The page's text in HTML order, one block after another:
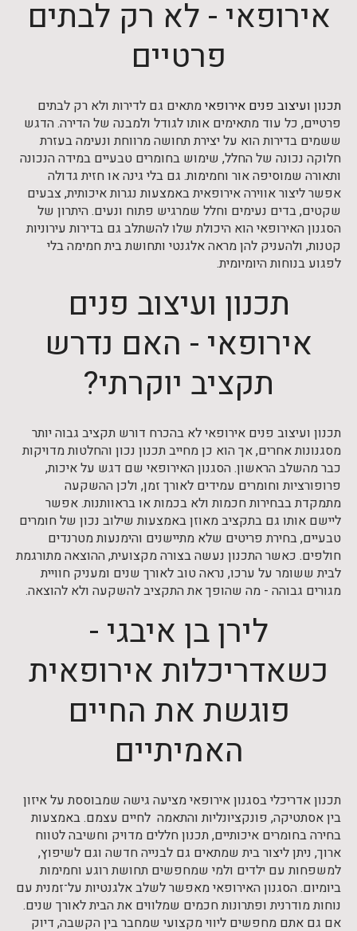
אירופאי - לא רק לבתים
פרטיים
תכנון ועיצוב פנים אירופאימתאים גם לדירות ולא רק לבתים
פרטיים, כל עוד מתאימים אותו לגודל ולמבנה של הדירה. הדגש
ששמים בדירות הוא על יצירת תחושה מרווחת ונעימה בעזרת
חלוקה נכונה של החלל, שימוש בחומרים טבעיים במידה הנכונה
ותאורה שמוסיפה אור וחמימות. גם בלי גינה או חזית גדולה
אפשר ליצור אווירה אירופאית באמצעות נגרות איכותית, צבעים
שקטים, בדים נעימים וחלל שמרגיש פתוח ונעים. היתרון של
הסגנון האירופאי הוא היכולת שלו להשתלב גם בדירות עירוניות
קטנות, ולהעניק להן מראה אלגנטי ותחושת בית חמימה בלי
לפגוע בנוחות היומיומית.
תכנון ועיצוב פנים
אירופאי - האם נדרש
תקציב יוקרתי?
תכנון ועיצוב פנים אירופאי לא בהכרח דורש תקציב גבוה יותר
מסגנונות אחרים, אך הוא כן מחייב תכנון נכון והחלטות מדויקות
כבר מהשלב הראשון. הסגנון האירופאי שם דגש על איכות,
פרופורציות וחומרים עמידים לאורך זמן, ולכן ההשקעה
מתמקדת בבחירות חכמות ולא בכמות או בראוותנות. אפשר
ליישם אותו גם בתקציב מאוזן באמצעות שילוב נכון של חומרים
טבעיים, בחירת פריטים שלא מתיישנים והימנעות מטרנדים
חולפים. כאשר התכנון נעשה בצורה מקצועית, ההוצאה מתורגמת
לבית ששומר על ערכו, נראה טוב לאורך שנים ומעניק חוויית
מגורים גבוהה - מה שהופך את התקציב להשקעה ולא להוצאה.
לירן בן איבגי -
כשאדריכלות אירופאית
פוגשת את החיים
האמיתיים
תכנון אדריכלי בסגנון אירופאי מציעה גישה שמבוססת על איזון
בין אסתטיקה, פונקציונליות והתאמה לחיים עצמם. באמצעות
בחירה בחומרים איכותיים, תכנון חללים מדויק וחשיבה לטווח
ארוך, ניתן ליצור בית שמתאים גם לבנייה חדשה וגם לשיפוץ,
למשפחות עם ילדים ולמי שמחפשים תחושת רוגע וחמימות
ביומיום. הסגנון האירופאי מאפשר לשלב אלגנטיות על־זמנית עם
נוחות מודרנית ופתרונות חכמים שמלווים את הבית לאורך שנים.
אם גם אתם מחפשים ליווי מקצועי שמחבר בין הקשבה, דיוק